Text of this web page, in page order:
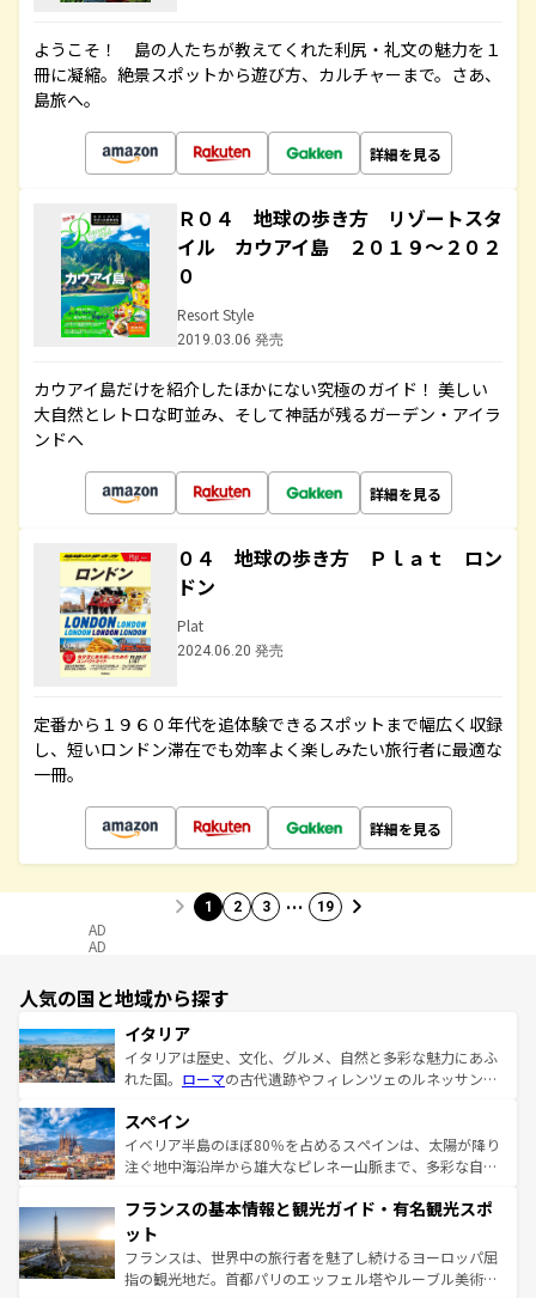
ようこそ！ 島の人たちが教えてくれた利尻・礼文の魅力を１
冊に凝縮。絶景スポットから遊び方、カルチャーまで。さあ、
島旅へ。
詳細を見る
Ｒ０４ 地球の歩き方 リゾートスタ
イル カウアイ島 ２０１９～２０２
０
Resort Style
2019.03.06 発売
カウアイ島だけを紹介したほかにない究極のガイド！ 美しい
大自然とレトロな町並み、そして神話が残るガーデン・アイラ
ンドへ
詳細を見る
０４ 地球の歩き方 Ｐｌａｔ ロン
ドン
Plat
2024.06.20 発売
定番から１９６０年代を追体験できるスポットまで幅広く収録
し、短いロンドン滞在でも効率よく楽しみたい旅行者に最適な
一冊。
詳細を見る
1 2 3 … 19
AD
AD
人気の国と地域から探す
イタリア
イタリアは歴史、文化、グルメ、自然と多彩な魅力にあふ
れた国。 ローマの古代遺跡やフィレンツェのルネッサンス
ろん、トスカーナの美しい田園風景やアマルフィ海岸の絶
景など、自然景観も見逃せない。観光の合間には、本場の
ピザやパスタなど、絶品のイタリア料理を堪能することも
ませてくれるイタリアで、忘れられない旅をしてみよう！
なお、新着のイタリア情報は
しい。
スペイン
イベリア半島のほぼ80％を占めるスペインは、太陽が降り
注ぐ地中海沿岸から雄大なピレネー山脈まで、多彩な自然
文化が根付くこの国では、情熱的なフラメンコ、熱気あふ
れる闘牛、そして美味しいタパスが生活の一部となってい
る。首都マドリードの洗練された雰囲気や、バルセロナの
アートに溢れた街角から、地方では古代ローマ遺跡や中世
フランスの基本情報と観光ガイド・有名観光スポ
ット
フランスは、世界中の旅行者を魅了し続けるヨーロッパ屈
指の観光地だ。首都パリのエッフェル塔やルーブル美術館